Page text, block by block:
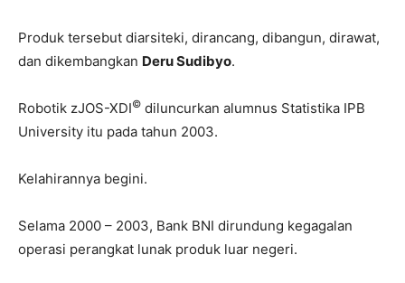
Produk tersebut diarsiteki, dirancang, dibangun, dirawat,
dan dikembangkan Deru Sudibyo.
Robotik zJOS-XDI© diluncurkan alumnus Statistika IPB
University itu pada tahun 2003.
Kelahirannya begini.
Selama 2000 – 2003, Bank BNI dirundung kegagalan
operasi perangkat lunak produk luar negeri.